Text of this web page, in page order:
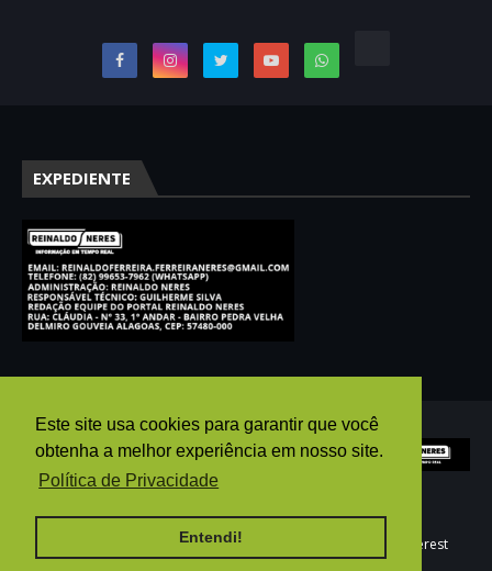
Este site usa cookies para garantir que você
obtenha a melhor experiência em nosso site.
Política de Privacidade
Entendi!
EXPEDIENTE
AGÊNCIA PUBGO E-MAIL pinterest